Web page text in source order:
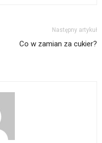
Następny artykuł
Co w zamian za cukier?